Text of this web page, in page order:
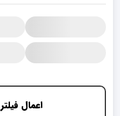
اعمال فیلتر